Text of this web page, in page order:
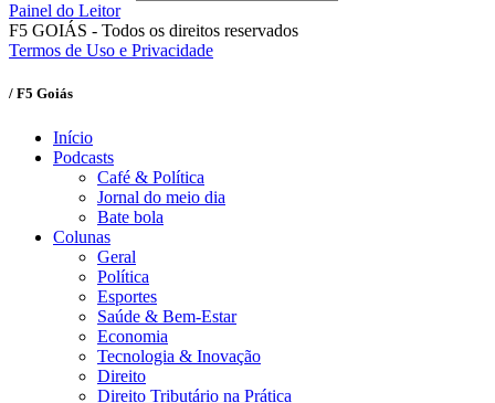
Painel do Leitor
F5 GOIÁS - Todos os direitos reservados
Termos de Uso e Privacidade
/ F5 Goiás
Início
Podcasts
Café & Política
Jornal do meio dia
Bate bola
Colunas
Geral
Política
Esportes
Saúde & Bem-Estar
Economia
Tecnologia & Inovação
Direito
Direito Tributário na Prática